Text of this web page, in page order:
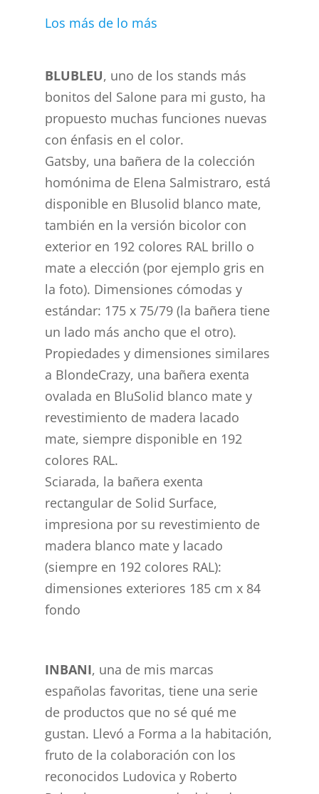
Los más de lo más
BLUBLEU, uno de los stands más
bonitos del Salone para mi gusto, ha
propuesto muchas funciones nuevas
con énfasis en el color.
Gatsby, una bañera de la colección
homónima de Elena Salmistraro, está
disponible en Blusolid blanco mate,
también en la versión bicolor con
exterior en 192 colores RAL brillo o
mate a elección (por ejemplo gris en
la foto). Dimensiones cómodas y
estándar: 175 x 75/79 (la bañera tiene
un lado más ancho que el otro).
Propiedades y dimensiones similares
a BlondeCrazy, una bañera exenta
ovalada en BluSolid blanco mate y
revestimiento de madera lacado
mate, siempre disponible en 192
colores RAL.
Sciarada, la bañera exenta
rectangular de Solid Surface,
impresiona por su revestimiento de
madera blanco mate y lacado
(siempre en 192 colores RAL):
dimensiones exteriores 185 cm x 84
fondo
INBANI, una de mis marcas
españolas favoritas, tiene una serie
de productos que no sé qué me
gustan. Llevó a Forma a la habitación,
fruto de la colaboración con los
reconocidos Ludovica y Roberto